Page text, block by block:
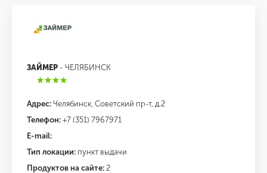
ЗАЙМЕР - ЧЕЛЯБИНСК
Адрес: Челябинск, Советский пр-т, д.2
Телефон: +7 (351) 7967971
E-mail:
Тип локации: пункт выдачи
Продуктов на сайте: 2